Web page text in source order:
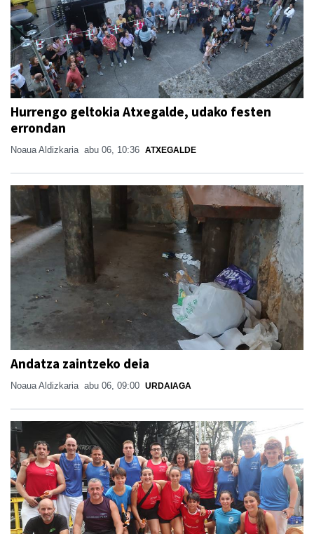
Hurrengo geltokia Atxegalde, udako festen
errondan
Noaua Aldizkaria abu 06, 10:36 ATXEGALDE
Andatza zaintzeko deia
Noaua Aldizkaria abu 06, 09:00 URDAIAGA